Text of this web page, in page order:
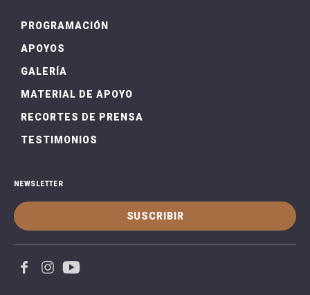
PROGRAMACIÓN
APOYOS
GALERÍA
MATERIAL DE APOYO
RECORTES DE PRENSA
TESTIMONIOS
NEWSLETTER
SUSCRIBIR